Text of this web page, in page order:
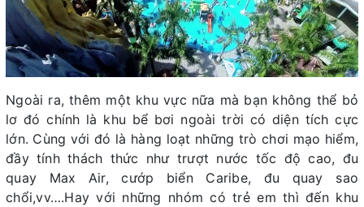
Ngoài ra, thêm một khu vực nữa mà bạn không thể bỏ
lơ đó chính là khu bể bơi ngoài trời có diện tích cực
lớn. Cùng với đó là hàng loạt những trò chơi mạo hiểm,
đầy tính thách thức như trượt nước tốc độ cao, đu
quay Max Air, cướp biển Caribe, đu quay sao
chổi,vv….Hay với những nhóm có trẻ em thì đến khu